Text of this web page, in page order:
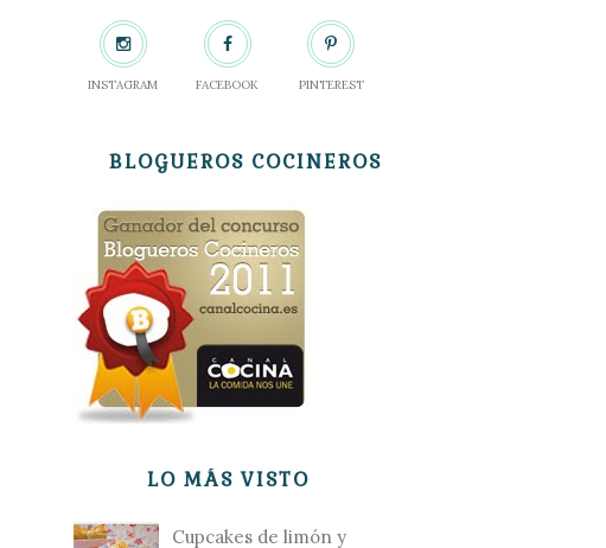
INSTAGRAM FACEBOOK PINTEREST
BLOGUEROS COCINEROS
LO MÁS VISTO
Cupcakes de limón y